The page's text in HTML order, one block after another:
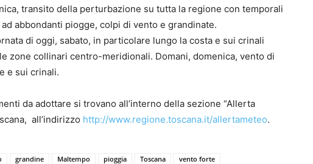
transito della perturbazione su tutta la regione con temporali
abbondanti piogge, colpi di vento e grandinate.
di oggi, sabato, in particolare lungo la costa e sui crinali
zone collinari centro-meridionali. Domani, domenica, vento di
e sui crinali.
da adottare si trovano all’interno della sezione “Allerta
all’indirizzo http://www.regione.toscana.it/allertameteo.
grandine Maltempo pioggia Toscana vento forte